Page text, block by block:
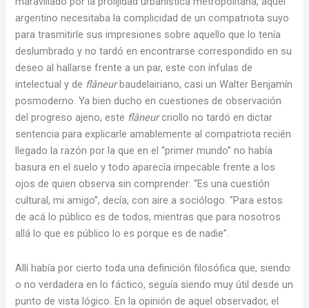
argentino necesitaba la complicidad de un compatriota suyo
para trasmitirle sus impresiones sobre aquello que lo tenía
deslumbrado y no tardó en encontrarse correspondido en su
deseo al hallarse frente a un par, este con ínfulas de
intelectual y de flâneurbaudelairiano, casi un Walter Benjamín
posmoderno. Ya bien ducho en cuestiones de observación
del progreso ajeno, este flâneurcriollo no tardó en dictar
sentencia para explicarle amablemente al compatriota recién
llegado la razón por la que en el “primer mundo” no había
basura en el suelo y todo aparecía impecable frente a los
ojos de quien observa sin comprender: “Es una cuestión
cultural, mi amigo”, decía, con aire a sociólogo. “Para estos
de acá lo público es de todos, mientras que para nosotros
allá lo que es público lo es porque es de nadie”.
Allí había por cierto toda una definición filosófica que, siendo
o no verdadera en lo fáctico, seguía siendo muy útil desde un
punto de vista lógico. En la opinión de aquel observador, el